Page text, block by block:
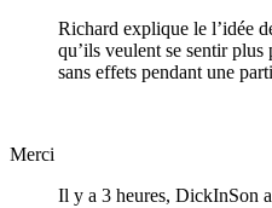
Richard explique le l’idée
qu’ils veulent se sentir
sans effets pendant une
Merci
Il y a 3 heures, DickInSon